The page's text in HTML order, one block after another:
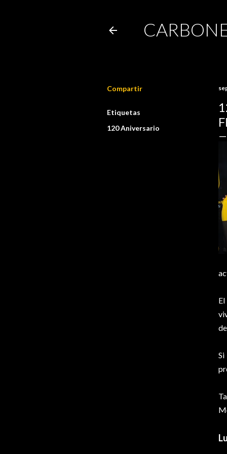
Compartir
Etiquetas
120 Aniversario